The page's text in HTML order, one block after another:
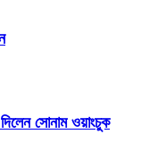
সোনাম ওয়াংচুক